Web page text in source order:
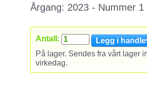
Årgang: 2023 - Nummer 1
Antall:
På lager. Sendes fra vårt lager
virkedag.